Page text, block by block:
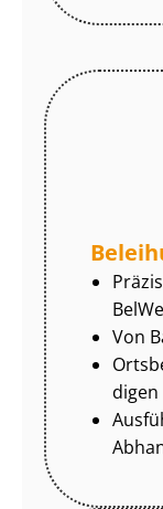
Von
di­gen